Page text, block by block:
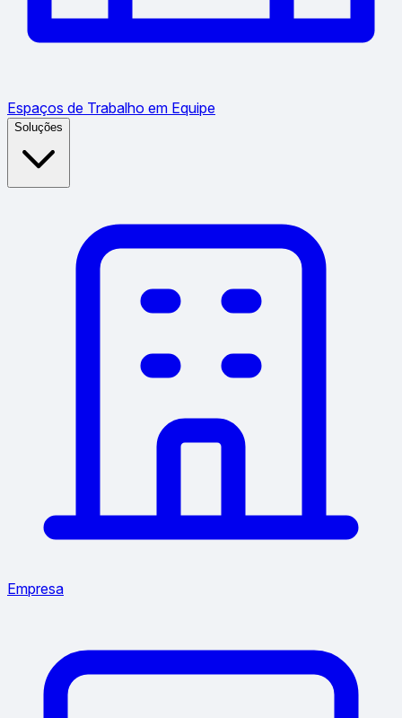
Espaços de Trabalho em Equipe
Soluções
Empresa